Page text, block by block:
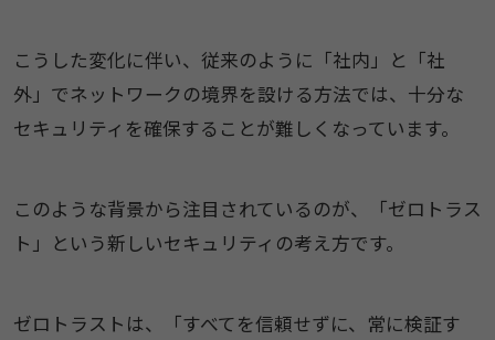
こうした変化に伴い、従来のように「社内」と「社
外」でネットワークの境界を設ける方法では、十分な
セキュリティを確保することが難しくなっています。
このような背景から注目されているのが、「ゼロトラス
ト」という新しいセキュリティの考え方です。
ゼロトラストは、「すべてを信頼せずに、常に検証す